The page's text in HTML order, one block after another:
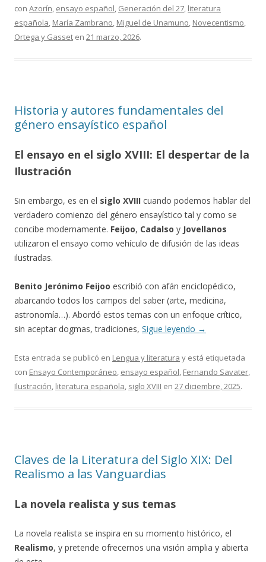
con Azorín, ensayo español, Generación del 27, literatura
española, María Zambrano, Miguel de Unamuno, Novecentismo,
Ortega y Gasset en 21 marzo, 2026.
Historia y autores fundamentales del
género ensayístico español
El ensayo en el siglo XVIII: El despertar de la
Ilustración
Sin embargo, es en el siglo XVIII cuando podemos hablar del
verdadero comienzo del género ensayístico tal y como se
concibe modernamente. Feijoo, Cadalso y Jovellanos
utilizaron el ensayo como vehículo de difusión de las ideas
ilustradas.
Benito Jerónimo Feijoo escribió con afán enciclopédico,
abarcando todos los campos del saber (arte, medicina,
astronomía…). Abordó estos temas con un enfoque crítico,
sin aceptar dogmas, tradiciones, Sigue leyendo →
Esta entrada se publicó en Lengua y literatura y está etiquetada
con Ensayo Contemporáneo, ensayo español, Fernando Savater,
Ilustración, literatura española, siglo XVIII en 27 diciembre, 2025.
Claves de la Literatura del Siglo XIX: Del
Realismo a las Vanguardias
La novela realista y sus temas
La novela realista se inspira en su momento histórico, el
Realismo, y pretende ofrecernos una visión amplia y abierta